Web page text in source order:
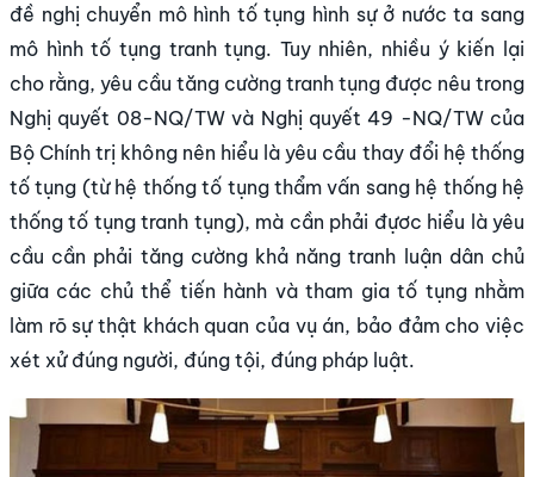
đề nghị chuyển mô hình tố tụng hình sự ở nước ta sang
mô hình tố tụng tranh tụng. Tuy nhiên, nhiều ý kiến lại
cho rằng, yêu cầu tăng cường tranh tụng được nêu trong
Nghị quyết 08-NQ/TW và Nghị quyết 49 -NQ/TW của
Bộ Chính trị không nên hiểu là yêu cầu thay đổi hệ thống
tố tụng (từ hệ thống tố tụng thẩm vấn sang hệ thống hệ
thống tố tụng tranh tụng), mà cần phải đựơc hiểu là yêu
cầu cần phải tăng cường khả năng tranh luận dân chủ
giữa các chủ thể tiến hành và tham gia tố tụng nhằm
làm rõ sự thật khách quan của vụ án, bảo đảm cho việc
xét xử đúng người, đúng tội, đúng pháp luật.